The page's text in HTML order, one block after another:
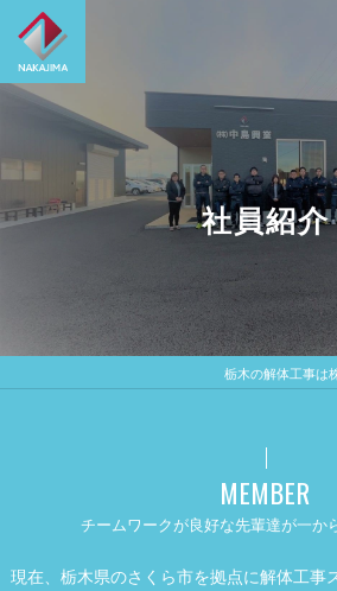
社員紹介
栃木の解体工事は
チームワークが良好な先輩達が一か
MEMBER
現在、栃木県のさくら市を拠点に解体工事